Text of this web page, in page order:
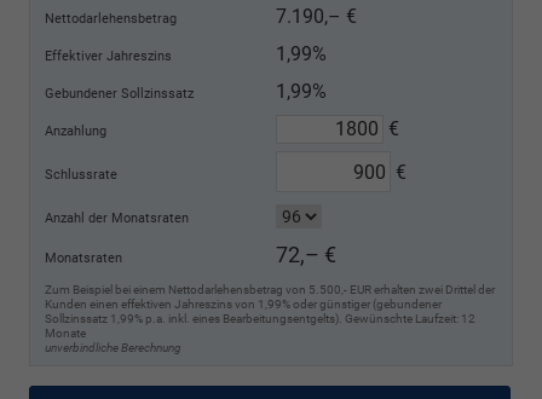
Nettodarlehensbetrag 7.190,– €
Effektiver Jahreszins 1,99%
Gebundener Sollzinssatz 1,99%
Anzahlung €
Schlussrate €
Anzahl der Monatsraten
Monatsraten 72,– €
Zum Beispiel bei einem Nettodarlehensbetrag von 5.500,- EUR erhalten zwei Drittel der
Kunden einen effektiven Jahreszins von 1,99% oder günstiger (gebundener
Sollzinssatz 1,99% p.a. inkl. eines Bearbeitungsentgelts). Gewünschte Laufzeit: 12
Monate
unverbindliche Berechnung